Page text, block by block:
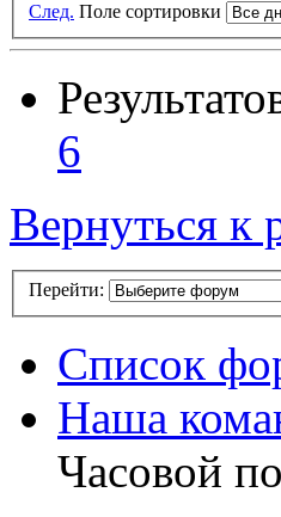
След. Поле сортировки
6
Вернуться к
Перейти:
Список
Наша
Часовой